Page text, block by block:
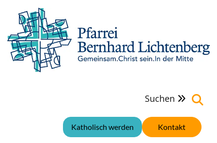
Suchen 
Kontakt
Katholisch werden